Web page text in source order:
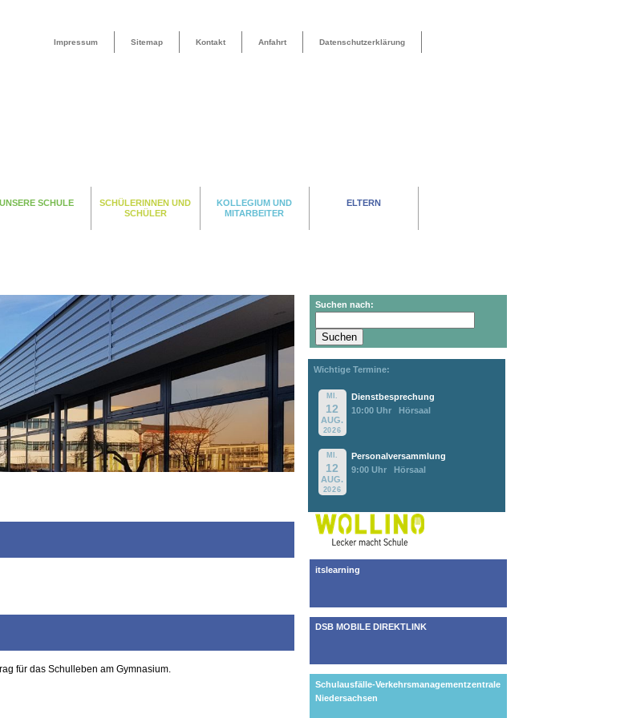
Datenschutzerklärung
Anfahrt
Kontakt
Sitemap
Impressum
UNSERE SCHULE
SCHÜLERINNEN UND
SCHÜLER
KOLLEGIUM UND
MITARBEITER
ELTERN
für das Schulleben am Gymnasium.
Suchen nach:
Wichtige Termine:
MI.
12
AUG.
2026
Dienstbesprechung
10:00 Uhr
Hörsaal
MI.
12
AUG.
2026
Personalversammlung
9:00 Uhr
Hörsaal
itslearning
DSB MOBILE DIREKTLINK
Schulausfälle-Verkehrsmanagementzentrale
Niedersachsen